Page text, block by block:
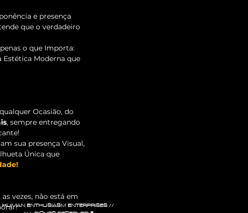
e presença
que o verdadeiro
o que Importa:
Estética Moderna que
Ocasião, do
, sempre entregando
sua presença Visual,
Única que
vezes, não está em
HUMAN ENTHUSIASM ENTERPRISES //